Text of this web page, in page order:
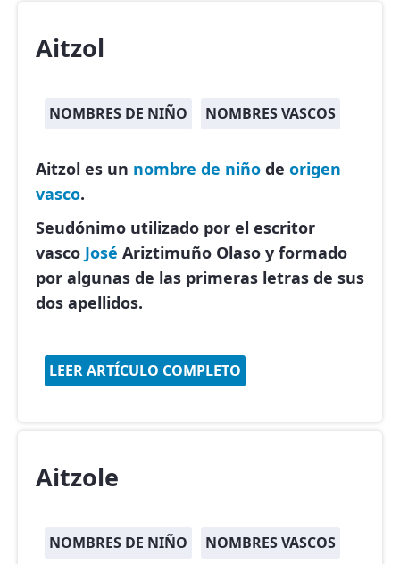
Aitzol
NOMBRES DE NIÑO NOMBRES VASCOS
Aitzol es un nombre de niño de origen
vasco.
Seudónimo utilizado por el escritor
vasco José Ariztimuño Olaso y formado
por algunas de las primeras letras de sus
dos apellidos.
LEER ARTÍCULO COMPLETO
Aitzole
NOMBRES DE NIÑO NOMBRES VASCOS